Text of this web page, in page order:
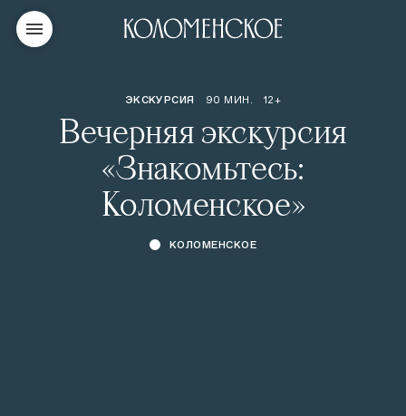
ЭКСКУРСИЯ 90 МИН. 12+
Вечерняя экскурсия
«Знакомьтесь:
Коломенское»
КОЛОМЕНСКОЕ